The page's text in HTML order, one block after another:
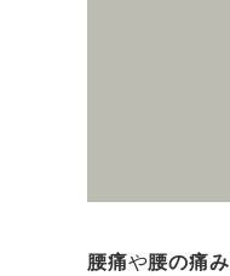
腰痛や腰の痛み